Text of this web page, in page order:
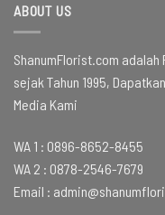
ABOUT US
ShanumFlorist.com
sejak Tahun 1995,
Media Kami
WA 1 : 0896-8652-8455
WA 2 : 0878-2546-7679
Email :